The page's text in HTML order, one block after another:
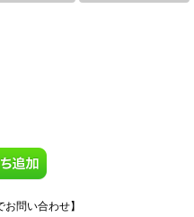
お問い合わせ】